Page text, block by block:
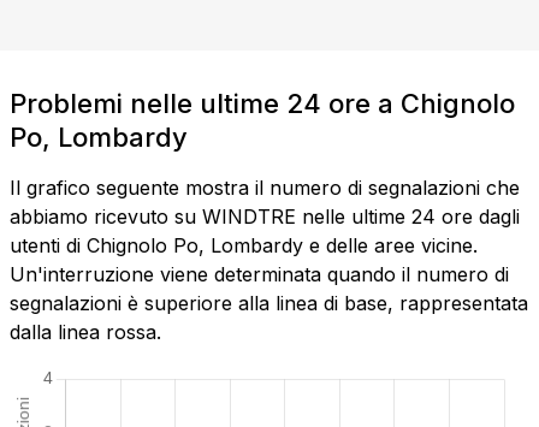
Problemi nelle ultime 24 ore a Chignolo
Po, Lombardy
Il grafico seguente mostra il numero di segnalazioni che
abbiamo ricevuto su WINDTRE nelle ultime 24 ore dagli
utenti di Chignolo Po, Lombardy e delle aree vicine.
Un'interruzione viene determinata quando il numero di
segnalazioni è superiore alla linea di base, rappresentata
dalla linea rossa.